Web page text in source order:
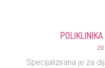
Specijalizirana je za